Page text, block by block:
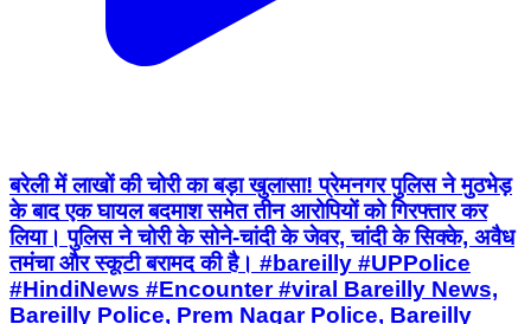
बरेली में लाखों की चोरी का बड़ा खुलासा! प्रेमनगर पुलिस ने मुठभेड़
के बाद एक घायल बदमाश समेत तीन आरोपियों को गिरफ्तार कर
लिया। पुलिस ने चोरी के सोने-चांदी के जेवर, चांदी के सिक्के, अवैध
तमंचा और स्कूटी बरामद की है। #bareilly #UPPolice
#HindiNews #Encounter #viral Bareilly News,
Bareilly Police, Prem Nagar Police, Bareilly